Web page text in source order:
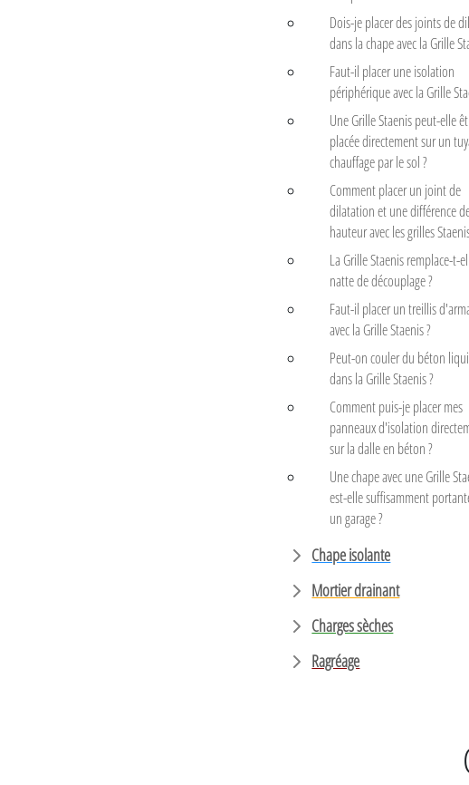
Dois-je placer des joints de
dans la chape avec la Grille
Faut-il placer une isolation
périphérique avec la Grille
Une Grille Staenis peut-elle
placée directement sur un
chauffage par le sol ?
Comment placer un joint de
dilatation et une différence
hauteur avec les grilles
La Grille Staenis remplace-t-
natte de découplage ?
Faut-il placer un treillis
avec la Grille Staenis ?
Peut-on couler du béton
dans la Grille Staenis ?
Comment puis-je placer mes
panneaux d'isolation
sur la dalle en béton ?
Une chape avec une Grille
est-elle suffisamment
un garage ?
Chape isolante
Mortier drainant
Charges sèches
Ragréage